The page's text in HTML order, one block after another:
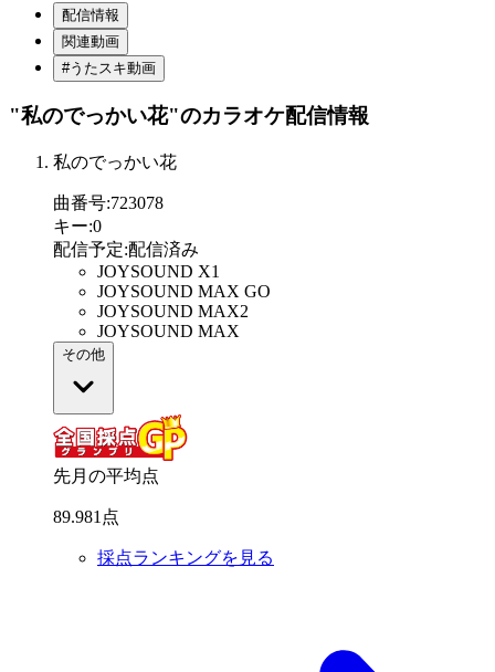
配信情報
関連動画
#うたスキ動画
"私のでっかい花"のカラオケ配信情報
私のでっかい花
曲番号:723078
キー:0
配信予定:配信済み
JOYSOUND X1
JOYSOUND MAX GO
JOYSOUND MAX2
JOYSOUND MAX
その他
先月の平均点
89.981 点
採点ランキングを見る